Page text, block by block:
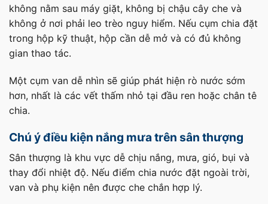
không nằm sau máy giặt, không bị chậu cây che và
không ở nơi phải leo trèo nguy hiểm. Nếu cụm chia đặt
trong hộp kỹ thuật, hộp cần dễ mở và có đủ không
gian thao tác.
Một cụm van dễ nhìn sẽ giúp phát hiện rò nước sớm
hơn, nhất là các vết thấm nhỏ tại đầu ren hoặc chân tê
chia.
Chú ý điều kiện nắng mưa trên sân thượng
Sân thượng là khu vực dễ chịu nắng, mưa, gió, bụi và
thay đổi nhiệt độ. Nếu điểm chia nước đặt ngoài trời,
van và phụ kiện nên được che chắn hợp lý.